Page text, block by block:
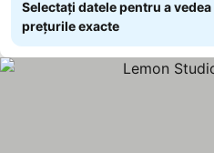
Selectați datele pentru a vedea
prețurile exacte